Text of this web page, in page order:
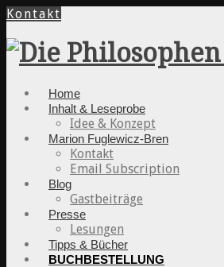
Kontakt
Home
Inhalt & Leseprobe
Idee & Konzept
Marion Fuglewicz-Bren
Kontakt
Email Subscription
Blog
Gastbeiträge
Presse
Lesungen
Tipps & Bücher
BUCHBESTELLUNG